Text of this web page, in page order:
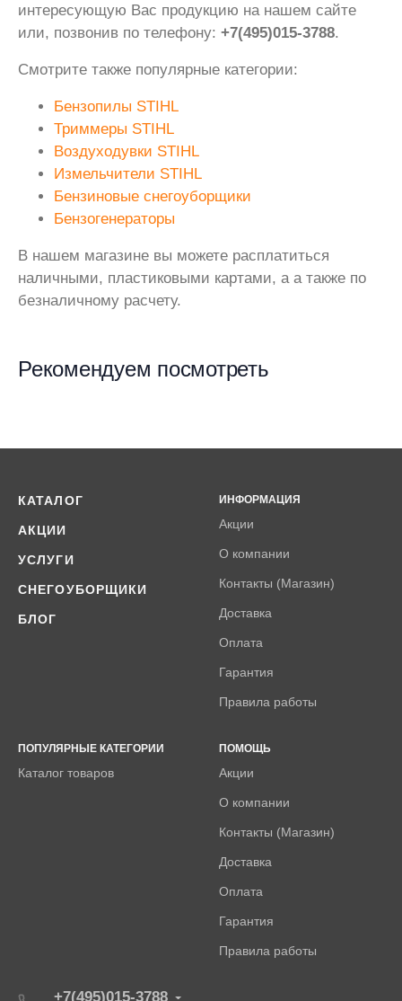
интересующую Вас продукцию на нашем сайте
или, позвонив по телефону: +7(495)015-3788.
Смотрите также популярные категории:
Бензопилы STIHL
Триммеры STIHL
Воздуходувки STIHL
Измельчители STIHL
Бензиновые снегоуборщики
Бензогенераторы
В нашем магазине вы можете расплатиться
наличными, пластиковыми картами, а а также по
безналичному расчету.
Рекомендуем посмотреть
КАТАЛОГ
АКЦИИ
УСЛУГИ
СНЕГОУБОРЩИКИ
БЛОГ
ИНФОРМАЦИЯ
Акции
О компании
Контакты (Магазин)
Доставка
Оплата
Гарантия
Правила работы
ПОПУЛЯРНЫЕ КАТЕГОРИИ
Каталог товаров
ПОМОЩЬ
Акции
О компании
Контакты (Магазин)
Доставка
Оплата
Гарантия
Правила работы
+7(495)015-3788